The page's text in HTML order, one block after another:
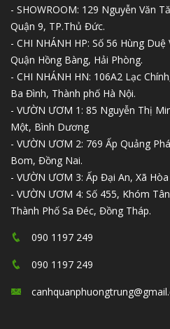
- SHOWROOM: 129 Nguyễn Văn
Quận 9, TP.Thủ Đức.
- CHI NHÁNH HP: Số 56 Hùng
Quận Hồng Bàng, Hải Phòng.
- CHI NHÁNH HN: 106A2 Lạc
Ba Đình, Thành phố Hà Nội.
- VƯỜN ƯƠM 1: 85 Nguyễn Thị
Một, Bình Dương
- VƯỜN ƯƠM 2: 769 Ấp Quảng
Bom, Đồng Nai.
- VƯỜN ƯƠM 3: Ấp Đại An, Xã
- VƯỜN ƯƠM 4: Số 455, Khóm
Thành Phố Sa Đéc, Đồng Tháp.
090 1197 249
090 1197 249